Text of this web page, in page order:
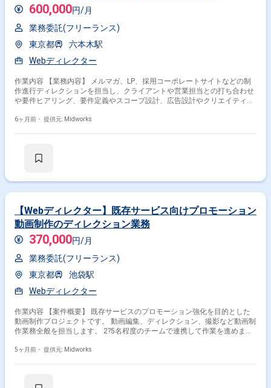
600,000円/月
業務委託(フリーランス)
東京都
六本木駅
Webディレクター
作業内容 【業務内容】 メルマガ、LP、採用コーポレートサイトなどの制
作進行ディレクションを担当し、クライアントや営業担当との打ち合わせ
や要件ヒアリング、要件定義やスコープ設計、広告設計やクリエイティブ
既存文脈案件のディレクションを中心に担当します。また、AIを活用した
件定義、スコープ設計、見積もり観点の整理 ・広告設計（ターゲット、訴
6ヶ月前・ 提供元: Midworks
【Webディレクター】既存サービス向けプロモーション
動画制作のディレクション業務
370,000円/月
業務委託(フリーランス)
東京都
池袋駅
Webディレクター
作業内容 【案件概要】 既存サービスのプロモーション強化を目的とした
動画制作プロジェクトです。 動画編集、ディレクション、撮影など動画制
作業務全般を担当します。 2?5名程度のチームで連携して作業を進めま
よび素材収集 ・撮影素材の編集と完成動画作成 ・チーム内での作業調整
5ヶ月前・ 提供元: Midworks